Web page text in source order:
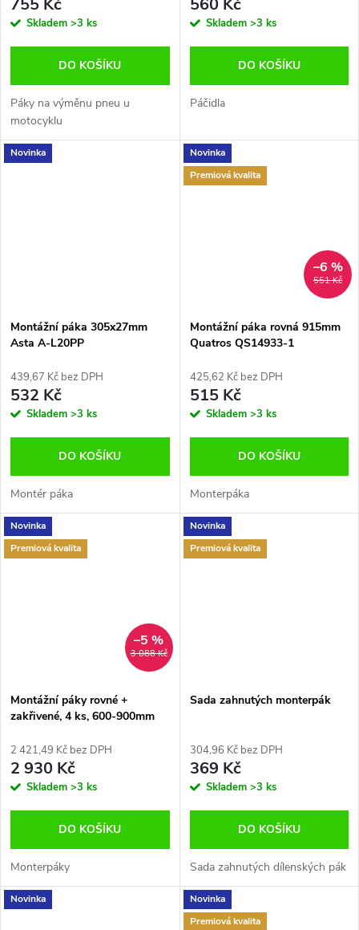
755 Kč
Skladem >3 ks
DO KOŠÍKU
Páky na výměnu pneu u
motocyklu
560 Kč
Skladem >3 ks
DO KOŠÍKU
Páčidla
Novinka
Montážní páka 305x27mm
Asta A-L20PP
439,67 Kč bez DPH
532 Kč
Skladem >3 ks
DO KOŠÍKU
Montér páka
Novinka
Premiová kvalita
551 Kč
–6 %
Montážní páka rovná 915mm
Quatros QS14933-1
425,62 Kč bez DPH
515 Kč
Skladem >3 ks
DO KOŠÍKU
Monterpáka
Novinka
Premiová kvalita
3 088 Kč
–5 %
Montážní páky rovné +
zakřivené, 4 ks, 600-900mm
2 421,49 Kč bez DPH
2 930 Kč
Skladem >3 ks
DO KOŠÍKU
Monterpáky
Novinka
Premiová kvalita
Sada zahnutých monterpák
304,96 Kč bez DPH
369 Kč
Skladem >3 ks
DO KOŠÍKU
Sada zahnutých dílenských pák
Novinka
Novinka
Premiová kvalita